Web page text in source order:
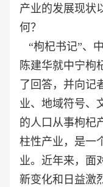
产业的发展现状
何？
“枸杞书记”、
陈建华就中宁枸
了回答，并向
业、地域符号、
的人口从事枸杞
柱性产业，是一
业。近年来，面
新变化和日益激